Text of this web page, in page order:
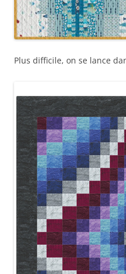
Plus difficile, on se lance